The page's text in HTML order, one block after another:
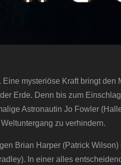
mysteriöse Kraft bringt den
Erde. Denn bis zum
Astronautin Jo Fowler
zu verhindern.
Brian Harper (Patrick Wilson)
In einer alles